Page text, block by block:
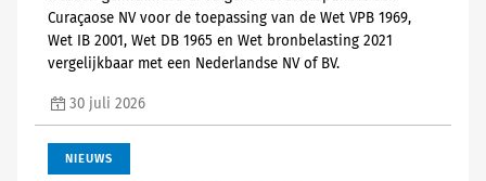
Curaçaose NV voor de toepassing van de Wet VPB 1969,
Wet IB 2001, Wet DB 1965 en Wet bronbelasting 2021
vergelijkbaar met een Nederlandse NV of BV.
30 juli 2026
NIEUWS